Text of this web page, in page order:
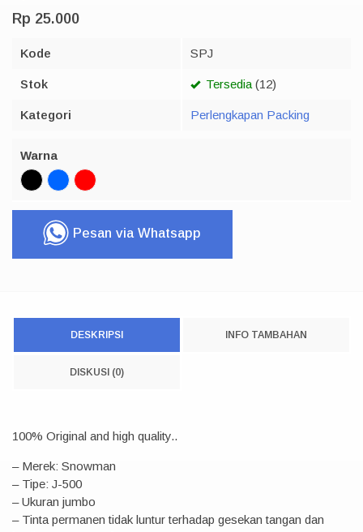
Rp 25.000
Kode SPJ
Stok Tersedia (12)
Kategori Perlengkapan Packing
Warna
Pesan via Whatsapp
DESKRIPSI INFO TAMBAHAN
DISKUSI (0)
100% Original and high quality..
– Merek: Snowman
– Tipe: J-500
– Ukuran jumbo
– Tinta permanen tidak luntur terhadap gesekan tangan dan